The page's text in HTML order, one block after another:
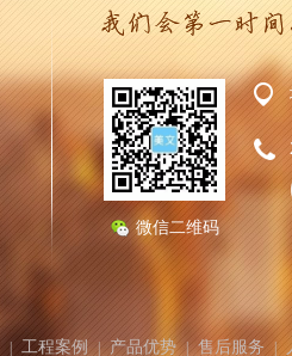
微信二维码
工程案例 | 产品优势 | 售后服务 |